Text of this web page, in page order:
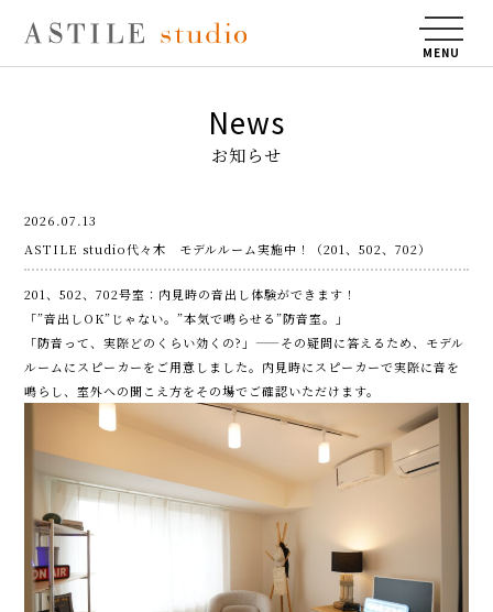
MENU
News
お知らせ
2026.07.13
ASTILE studio代々木 モデルルーム実施中！（201、502、702）
201、502、702号室：内見時の音出し体験ができます！
「”音出しOK”じゃない。”本気で鳴らせる”防音室。」
「防音って、実際どのくらい効くの?」——その疑問に答えるため、モデル
ルームにスピーカーをご用意しました。内見時にスピーカーで実際に音を
鳴らし、室外への聞こえ方をその場でご確認いただけます。